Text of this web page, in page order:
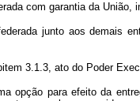
com garantia da União,
junto aos demais
3.1.3, ato do Poder
para efeito da entrega